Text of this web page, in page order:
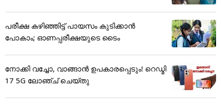
പരീക്ഷ കഴിഞ്ഞിട്ട് പായസം കുടിക്കാന്‍
പോകാം; ഓണപ്പരീക്ഷയുടെ ടൈം
നോക്കി വച്ചോ, വാങ്ങാൻ ഉപകാരപ്പെടും! റെഡ്മി
17 5G ലോഞ്ച് ചെയ്തു